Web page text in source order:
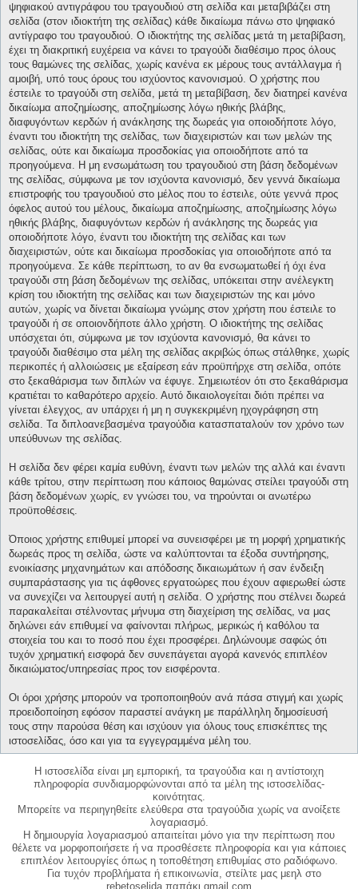
ψηφιακού αντιγράφου του τραγουδιού στη σελίδα και μεταβιβάζει στη
σελίδα (στον ιδιοκτήτη της σελίδας) κάθε δικαίωμα πάνω στο ψηφιακό
αντίγραφο του τραγουδιού. Ο ιδιοκτήτης της σελίδας μετά τη μεταβίβαση,
έχει τη διακριτική ευχέρεια να κάνει το τραγούδι διαθέσιμο προς όλους
τους θαμώνες της σελίδας, χωρίς κανένα εκ μέρους τους αντάλλαγμα ή
αμοιβή, υπό τους όρους του ισχύοντος κανονισμού. Ο χρήστης που
έστειλε το τραγούδι στη σελίδα, μετά τη μεταβίβαση, δεν διατηρεί κανένα
δικαίωμα αποζημίωσης, αποζημίωσης λόγω ηθικής βλάβης,
διαφυγόντων κερδών ή ανάκλησης της δωρεάς για οποιοδήποτε λόγο,
έναντι του ιδιοκτήτη της σελίδας, των διαχειριστών και των μελών της
σελίδας, ούτε και δικαίωμα προσδοκίας για οποιοδήποτε από τα
προηγούμενα. Η μη ενσωμάτωση του τραγουδιού στη βάση δεδομένων
της σελίδας, σύμφωνα με τον ισχύοντα κανονισμό, δεν γεννά δικαίωμα
επιστροφής του τραγουδιού στο μέλος που το έστειλε, ούτε γεννά προς
όφελος αυτού του μέλους, δικαίωμα αποζημίωσης, αποζημίωσης λόγω
ηθικής βλάβης, διαφυγόντων κερδών ή ανάκλησης της δωρεάς για
οποιοδήποτε λόγο, έναντι του ιδιοκτήτη της σελίδας και των
διαχειριστών, ούτε και δικαίωμα προσδοκίας για οποιοδήποτε από τα
προηγούμενα. Σε κάθε περίπτωση, το αν θα ενσωματωθεί ή όχι ένα
τραγούδι στη βάση δεδομένων της σελίδας, υπόκειται στην ανέλεγκτη
κρίση του ιδιοκτήτη της σελίδας και των διαχειριστών της και μόνο
αυτών, χωρίς να δίνεται δικαίωμα γνώμης στον χρήστη που έστειλε το
τραγούδι ή σε οποιονδήποτε άλλο χρήστη. Ο ιδιοκτήτης της σελίδας
υπόσχεται ότι, σύμφωνα με τον ισχύοντα κανονισμό, θα κάνει το
τραγούδι διαθέσιμο στα μέλη της σελίδας ακριβώς όπως στάλθηκε, χωρίς
περικοπές ή αλλοιώσεις με εξαίρεση εάν προϋπήρχε στη σελίδα, οπότε
στο ξεκαθάρισμα των διπλών να έφυγε. Σημειωτέον ότι στο ξεκαθάρισμα
κρατιέται το καθαρότερο αρχείο. Αυτό δικαιολογείται διότι πρέπει να
γίνεται έλεγχος, αν υπάρχει ή μη η συγκεκριμένη ηχογράφηση στη
σελίδα. Τα διπλοανεβασμένα τραγούδια κατασπαταλούν τον χρόνο των
υπεύθυνων της σελίδας.
Η σελίδα δεν φέρει καμία ευθύνη, έναντι των μελών της αλλά και έναντι
κάθε τρίτου, στην περίπτωση που κάποιος θαμώνας στείλει τραγούδι στη
βάση δεδομένων χωρίς, εν γνώσει του, να τηρούνται οι ανωτέρω
προϋποθέσεις.
Όποιος χρήστης επιθυμεί μπορεί να συνεισφέρει με τη μορφή χρηματικής
δωρεάς προς τη σελίδα, ώστε να καλύπτονται τα έξοδα συντήρησης,
ενοικίασης μηχανημάτων και απόδοσης δικαιωμάτων ή σαν ένδειξη
συμπαράστασης για τις άφθονες εργατοώρες που έχουν αφιερωθεί ώστε
να συνεχίζει να λειτουργεί αυτή η σελίδα. Ο χρήστης που στέλνει δωρεά
παρακαλείται στέλνοντας μήνυμα στη διαχείριση της σελίδας, να μας
δηλώνει εάν επιθυμεί να φαίνονται πλήρως, μερικώς ή καθόλου τα
στοιχεία του και το ποσό που έχει προσφέρει. Δηλώνουμε σαφώς ότι
τυχόν χρηματική εισφορά δεν συνεπάγεται αγορά κανενός επιπλέον
δικαιώματος/υπηρεσίας προς τον εισφέροντα.
Οι όροι χρήσης μπορούν να τροποποιηθούν ανά πάσα στιγμή και χωρίς
προειδοποίηση εφόσον παραστεί ανάγκη με παράλληλη δημοσίευσή
τους στην παρούσα θέση και ισχύουν για όλους τους επισκέπτες της
ιστοσελίδας, όσο και για τα εγγεγραμμένα μέλη του.
Η ιστοσελίδα είναι μη εμπορική, τα τραγούδια και η αντίστοιχη
πληροφορία συνδιαμορφώνονται από τα μέλη της ιστοσελίδας-
κοινότητας.
Μπορείτε να περιηγηθείτε ελεύθερα στα τραγούδια χωρίς να ανοίξετε
λογαριασμό.
Η δημιουργία λογαριασμού απαιτείται μόνο για την περίπτωση που
θέλετε να μορφοποιήσετε ή να προσθέσετε πληροφορία και για κάποιες
επιπλέον λειτουργίες όπως η τοποθέτηση επιθυμίας στο ραδιόφωνο.
Για τυχόν προβλήματα ή επικοινωνία, στείλτε μας μεηλ στο
rebetoselida παπάκι gmail.com